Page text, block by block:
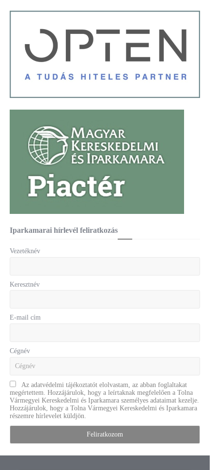
Iparkamarai hírlevél feliratkozás
Vezetéknév
Keresztnév
E-mail cím
Cégnév
Az adatvédelmi tájékoztatót elolvastam, az abban foglaltakat
megértettem. Hozzájárulok, hogy a leírtaknak megfelelően a Tolna
Vármegyei Kereskedelmi és Iparkamara személyes adataimat kezelje.
Hozzájárulok, hogy a Tolna Vármegyei Kereskedelmi és Iparkamara
részemre hírlevelet küldjön.